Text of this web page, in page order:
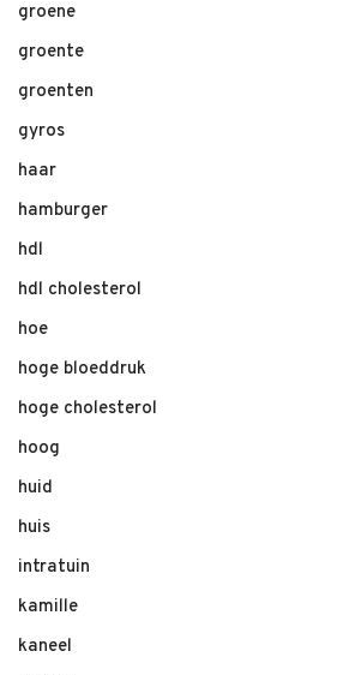
groene
groente
groenten
gyros
haar
hamburger
hdl
hdl cholesterol
hoe
hoge bloeddruk
hoge cholesterol
hoog
huid
huis
intratuin
kamille
kaneel